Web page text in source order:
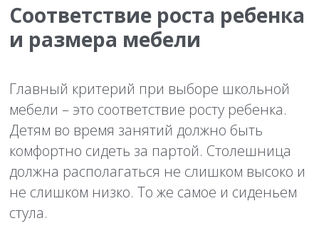
Соответствие роста ребенка
и размера мебели
Главный критерий при выборе школьной
мебели – это соответствие росту ребенка.
Детям во время занятий должно быть
комфортно сидеть за партой. Столешница
должна располагаться не слишком высоко и
не слишком низко. То же самое и сиденьем
стула.